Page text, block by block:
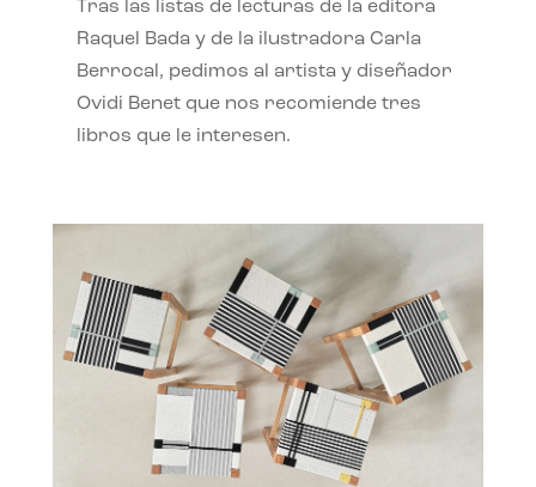
Tras las listas de lecturas de la editora
Raquel Bada y de la ilustradora Carla
Berrocal, pedimos al artista y diseñador
Ovidi Benet que nos recomiende tres
libros que le interesen.